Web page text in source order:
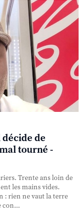
décide de
tourné -
Trente ans loin de
les mains vides.
: rien ne vaut la terre
con...